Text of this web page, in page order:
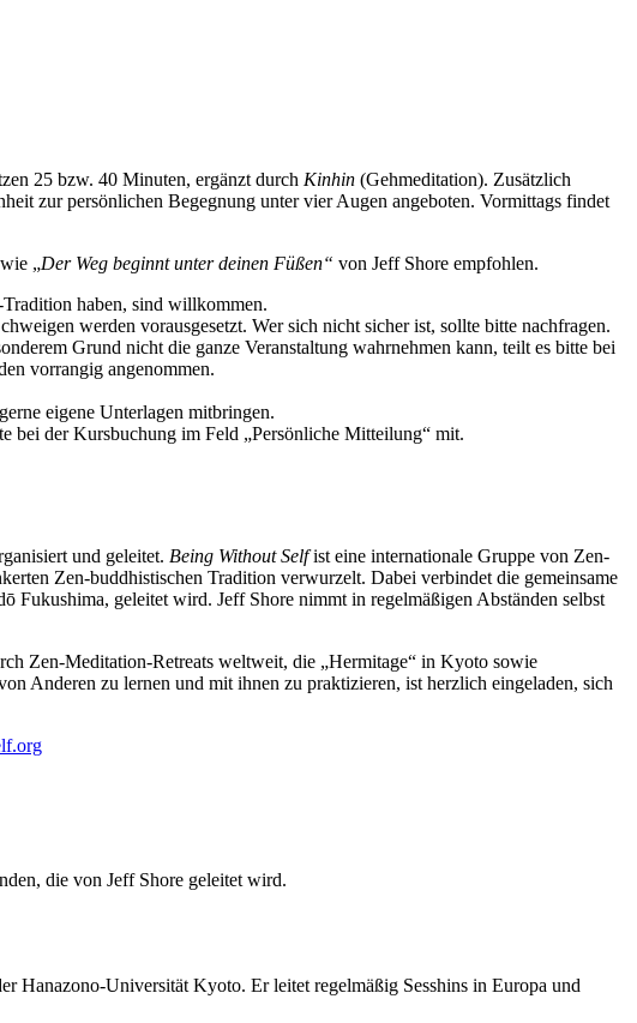
25 bzw. 40 Minuten, ergänzt durch Kinhin (Gehmeditation). Zusätzlich
zur persönlichen Begegnung unter vier Augen angeboten. Vormittags findet
„Der Weg beginnt unter deinen Füßen“ von Jeff Shore empfohlen.
haben, sind willkommen.
werden vorausgesetzt. Wer sich nicht sicher ist, sollte bitte nachfragen.
Grund nicht die ganze Veranstaltung wahrnehmen kann, teilt es bitte bei
vorrangig angenommen.
eigene Unterlagen mitbringen.
bei der Kursbuchung im Feld „Persönliche Mitteilung“ mit.
und geleitet. Being Without Selfist eine internationale Gruppe von Zen-
Zen-buddhistischen Tradition verwurzelt. Dabei verbindet die gemeinsame
Fukushima, geleitet wird. Jeff Shore nimmt in regelmäßigen Abständen selbst
Zen-Meditation-Retreats weltweit, die „Hermitage“ in Kyoto sowie
Anderen zu lernen und mit ihnen zu praktizieren, ist herzlich eingeladen, sich
die von Jeff Shore geleitet wird.
Hanazono-Universität Kyoto. Er leitet regelmäßig Sesshins in Europa und